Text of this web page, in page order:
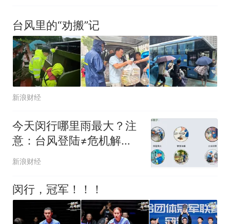
台风里的“劝搬”记
新浪财经
今天闵行哪里雨最大？注
意：台风登陆≠危机解
除！
新浪财经
闵行，冠军！！！